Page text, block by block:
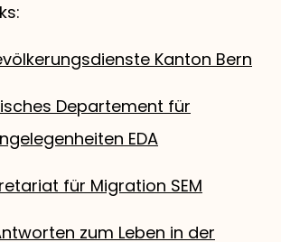
Kanton Bern
Departement für
EDA
für Migration SEM
zum Leben in der